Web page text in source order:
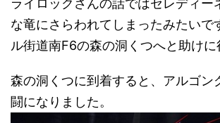
ライロックさんの話ではセレディー
な竜にさらわれてしまったみたいで
ル街道南F6の森の洞くつへと助けに
森の洞くつに到着すると、アルゴン
闘になりました。